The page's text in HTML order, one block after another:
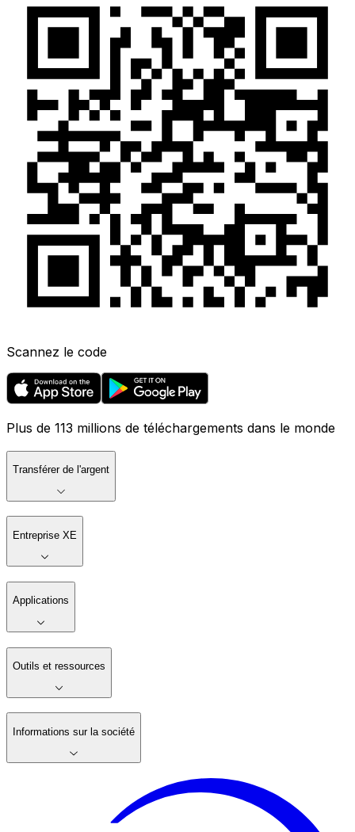
Scannez le code
Plus de 113 millions de téléchargements dans le monde
Transférer de l'argent
Entreprise XE
Applications
Outils et ressources
Informations sur la société